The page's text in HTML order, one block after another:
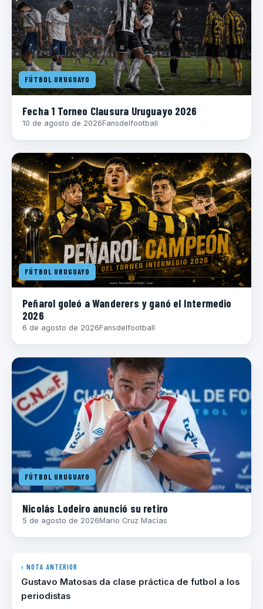
FÚTBOL URUGUAYO
Fecha 1 Torneo Clausura Uruguayo 2026
10 de agosto de 2026Fansdelfootball
FÚTBOL URUGUAYO
Peñarol goleó a Wanderers y ganó el Intermedio
2026
6 de agosto de 2026Fansdelfootball
FÚTBOL URUGUAYO
Nicolás Lodeiro anunció su retiro
5 de agosto de 2026Mario Cruz Macías
‹ NOTA ANTERIOR
Gustavo Matosas da clase práctica de futbol a los
periodistas